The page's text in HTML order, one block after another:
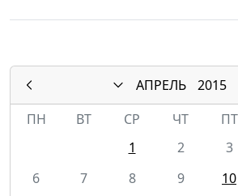
АПРЕЛЬ
2015
ПН
ВТ СР ЧТ ПТ
1
2 3
6
7 8 9 10